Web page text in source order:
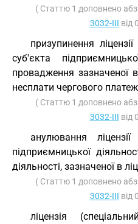
( Статтю 1 доповнено
3032-III від
призупинення
суб'єкта
провадження зазначеної в
несплати чергового
( Статтю 1 доповнено
3032-III від
анулювання
підприємницької
діяльності, зазначеної в
( Статтю 1 доповнено
3032-III від
ліцензія